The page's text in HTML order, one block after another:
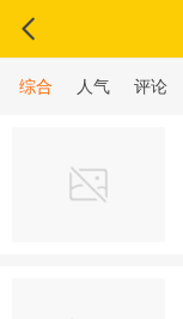
综合 人气 评论